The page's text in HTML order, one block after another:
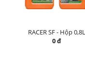
RACER SF - Hộp 0,8L
0 đ